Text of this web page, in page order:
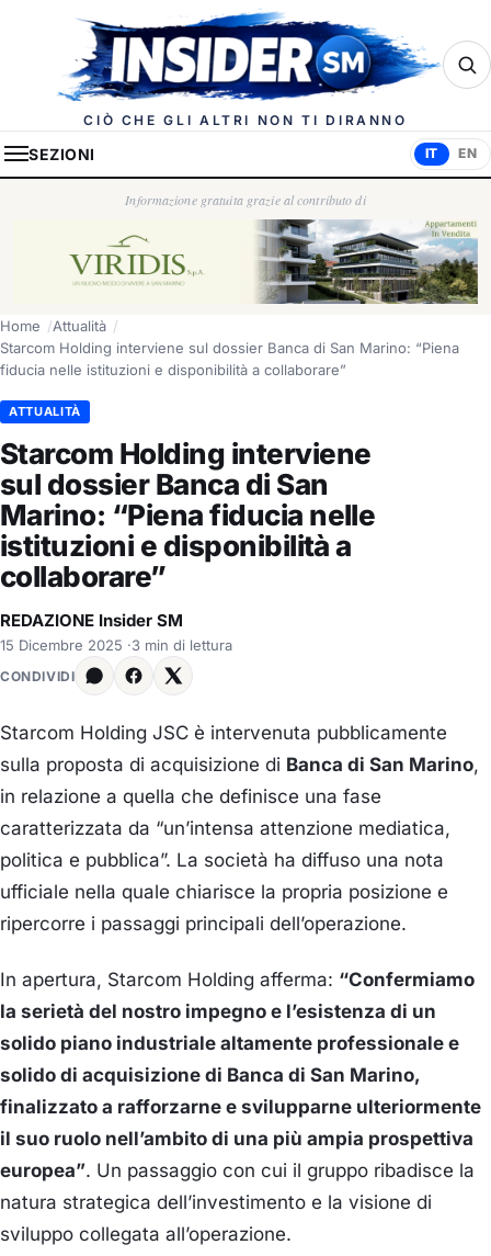
Insider.sm
CIÒ CHE GLI ALTRI NON TI DIRANNO
SEZIONI IT EN
Informazione gratuita grazie al contributo di
Home
Attualità
Starcom Holding interviene sul dossier Banca di San Marino: “Piena
fiducia nelle istituzioni e disponibilità a collaborare”
ATTUALITÀ
Starcom Holding interviene
sul dossier Banca di San
Marino: “Piena fiducia nelle
istituzioni e disponibilità a
collaborare”
REDAZIONE Insider SM
15 Dicembre 2025 ·3 min di lettura
CONDIVIDI
Starcom Holding JSC è intervenuta pubblicamente
sulla proposta di acquisizione di Banca di San Marino,
in relazione a quella che definisce una fase
caratterizzata da “un’intensa attenzione mediatica,
politica e pubblica”. La società ha diffuso una nota
ufficiale nella quale chiarisce la propria posizione e
ripercorre i passaggi principali dell’operazione.
In apertura, Starcom Holding afferma: “Confermiamo
la serietà del nostro impegno e l’esistenza di un
solido piano industriale altamente professionale e
solido di acquisizione di Banca di San Marino,
finalizzato a rafforzarne e svilupparne ulteriormente
il suo ruolo nell’ambito di una più ampia prospettiva
europea”. Un passaggio con cui il gruppo ribadisce la
natura strategica dell’investimento e la visione di
sviluppo collegata all’operazione.